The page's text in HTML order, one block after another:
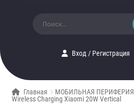
Вход/ Регистрация
Главная МОБИЛЬНАЯ ПЕРИФЕРИЯ
Wireless Charging Xiaomi 20W Vertical